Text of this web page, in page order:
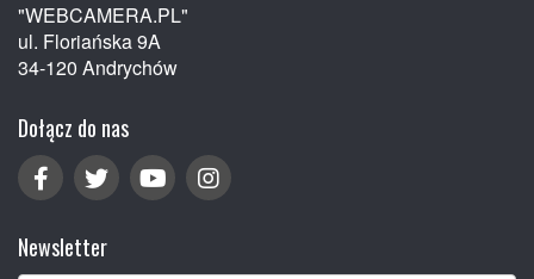
"WEBCAMERA.PL"
ul. Floriańska 9A
34-120 Andrychów
Dołącz do nas
Newsletter